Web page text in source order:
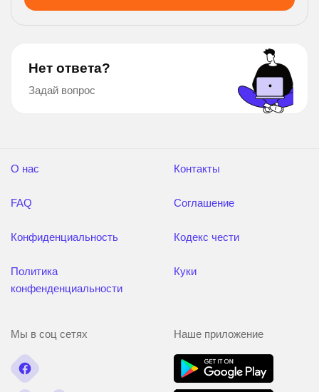
Нет ответа?
Задай вопрос
О нас
FAQ
Конфиденциальность
Политика
конфенденциальности
Контакты
Соглашение
Кодекс чести
Куки
Мы в соц сетях Наше приложение